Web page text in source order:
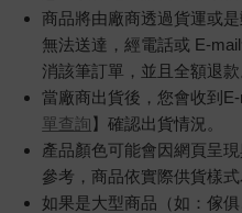
商品將由廠商透過貨運或
無法送達，經電話或 E-
消該筆訂單，並且全額退款
當廠商出貨後，您會收到
單查詢】確認出貨情況。
產品顏色可能會因網頁呈
參考，商品依實際供貨樣式
如果是大型商品（如：傢